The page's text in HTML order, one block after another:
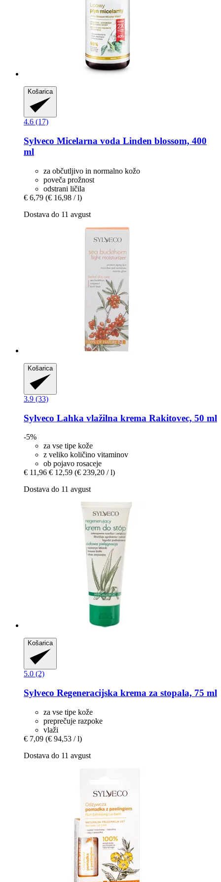
Košarica
4.6 (17)
Sylveco Micelarna voda Linden blossom, 400
ml
za občutljivo in normalno kožo
poveča prožnost
odstrani ličila
€ 6,79 (€ 16,98 / l)
Dostava do 11 avgust
Košarica
3.9 (33)
Sylveco Lahka vlažilna krema Rakitovec, 50 ml
-5%
za vse tipe kože
z veliko količino vitaminov
ob pojavo rosaceje
€ 11,96 € 12,59 (€ 239,20 / l)
Dostava do 11 avgust
Košarica
5.0 (2)
Sylveco Regeneracijska krema za stopala, 75 ml
za vse tipe kože
preprečuje razpoke
vlaži
€ 7,09 (€ 94,53 / l)
Dostava do 11 avgust